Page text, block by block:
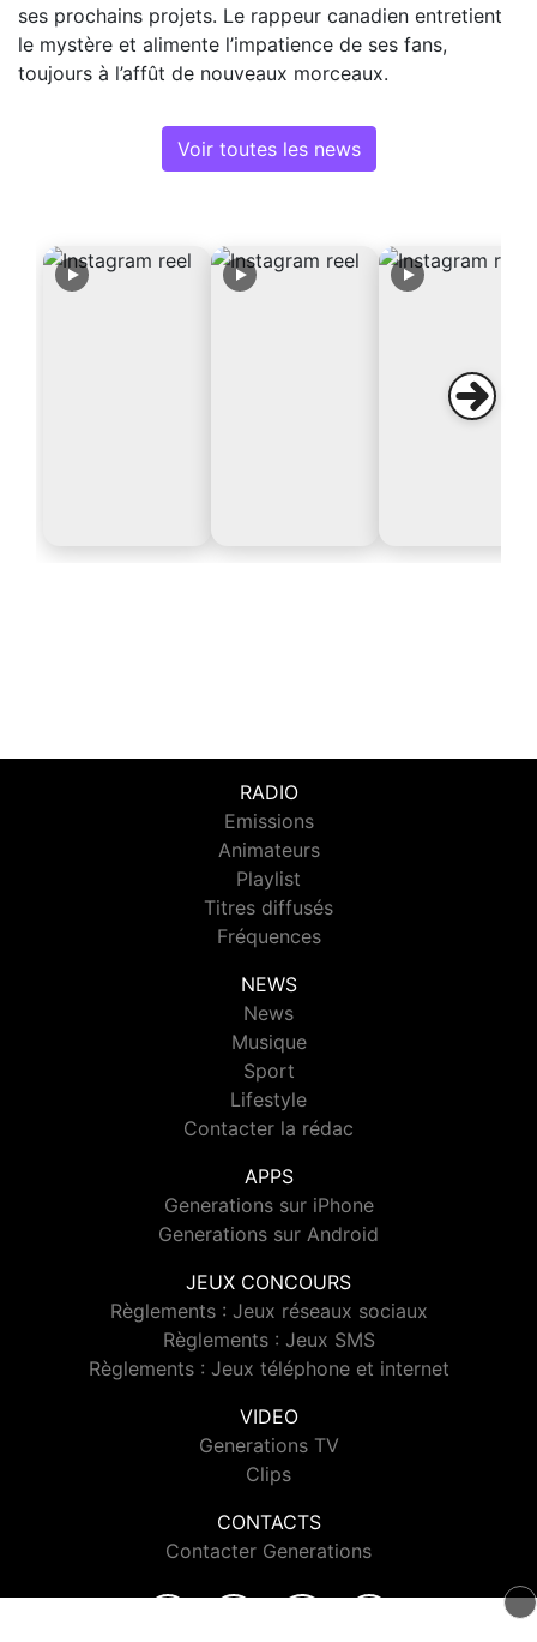
ses prochains projets. Le rappeur canadien entretient
le mystère et alimente l’impatience de ses fans,
toujours à l’affût de nouveaux morceaux.
Voir toutes les news
RADIO
Emissions
Animateurs
Playlist
Titres diffusés
Fréquences
NEWS
News
Musique
Sport
Lifestyle
Contacter la rédac
APPS
Generations sur iPhone
Generations sur Android
JEUX CONCOURS
Règlements : Jeux réseaux sociaux
Règlements : Jeux SMS
Règlements : Jeux téléphone et internet
VIDEO
Generations TV
Clips
CONTACTS
Contacter Generations